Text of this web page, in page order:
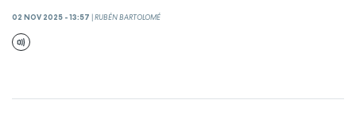
02 NOV 2025 - 13:57 |RUBÉN BARTOLOMÉ